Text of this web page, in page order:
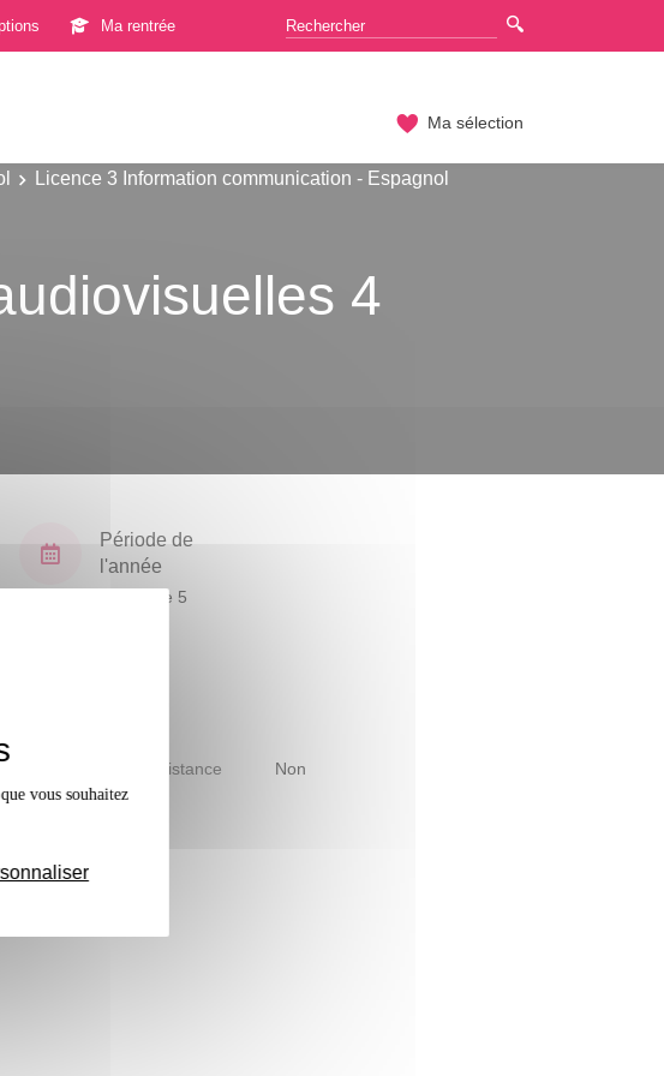
Ma rentrée
Ma sélection
Licence 3 Information communication - Espagnol
4
Période de
l'année
Semestre 5
Accessible à distance Non
vous souhaitez